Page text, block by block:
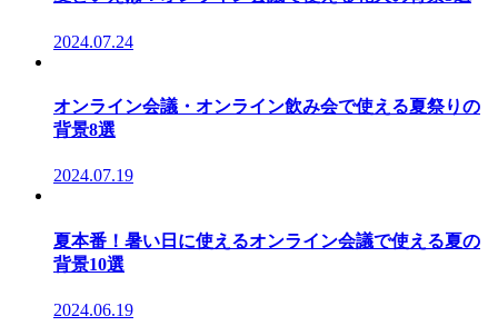
2024.07.24
オンライン会議・オンライン飲み会で使える夏祭りの
背景8選
2024.07.19
夏本番！暑い日に使えるオンライン会議で使える夏の
背景10選
2024.06.19